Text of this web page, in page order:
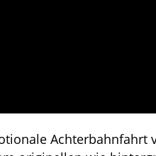
Achterbahnfahrt